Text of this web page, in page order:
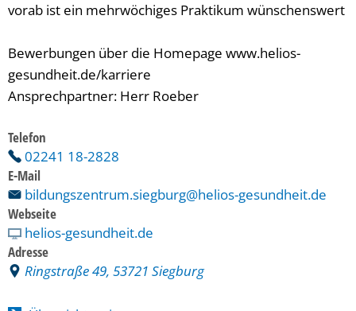
vorab ist ein mehrwöchiges Praktikum wünschenswert
Bewerbungen über die Homepage www.helios-
gesundheit.de/karriere
Ansprechpartner: Herr Roeber
Telefon
02241 18-2828
E-Mail
bildungszentrum.siegburg@helios-gesundheit.de
Webseite
helios-gesundheit.de
Adresse
Ringstraße 49, 53721 Siegburg